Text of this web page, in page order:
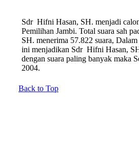
Sdr Hifni Hasan, SH. menjadi
Pemilihan Jambi. Total suara sah
SH. menerima 57.822 suara,
ini menjadikan Sdr Hifni Hasan,
dengan suara paling banyak maka
2004.
Back to Top